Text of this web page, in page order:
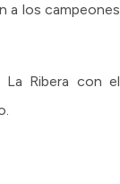
a los campeones
Ribera con el